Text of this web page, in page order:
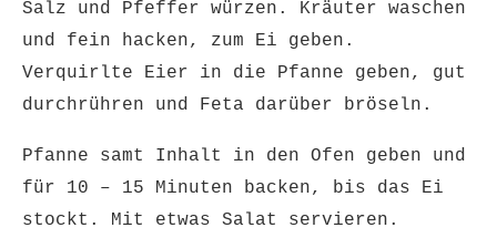
Salz und Pfeffer würzen. Kräuter waschen
und fein hacken, zum Ei geben.
Verquirlte Eier in die Pfanne geben, gut
durchrühren und Feta darüber bröseln.
Pfanne samt Inhalt in den Ofen geben und
für 10 – 15 Minuten backen, bis das Ei
stockt. Mit etwas Salat servieren.